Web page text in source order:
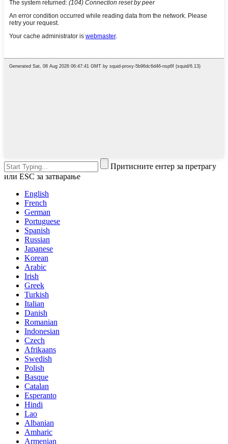
Притисните ентер за претрагу
или ESC за затварање
English
French
German
Portuguese
Spanish
Russian
Japanese
Korean
Arabic
Irish
Greek
Turkish
Italian
Danish
Romanian
Indonesian
Czech
Afrikaans
Swedish
Polish
Basque
Catalan
Esperanto
Hindi
Lao
Albanian
Amharic
Armenian